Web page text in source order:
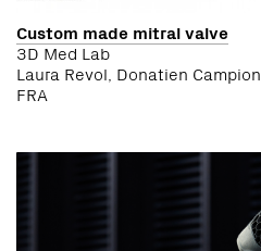
Custom made mitral valve
3D Med Lab
Laura Revol, Donatien Campion
FRA